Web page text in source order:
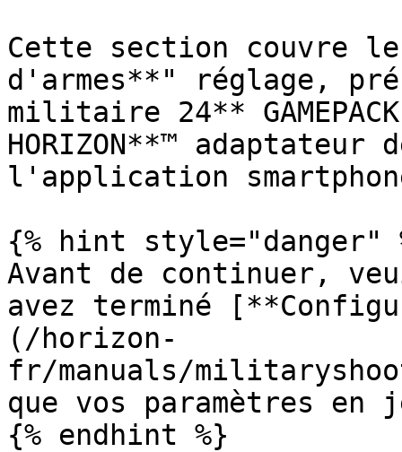
Cette section couvre le
d'armes**" réglage,
militaire 24**
HORIZON**™
l'application smartphone
{% hint style="danger"
Avant de continuer,
avez terminé
(/horizon-
fr/manuals/
que vos paramètres en
{% endhint %}